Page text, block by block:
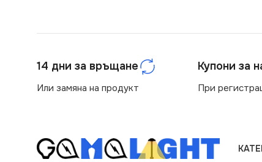
14 дни за връщане
Или замяна на продукт
Купони за
При